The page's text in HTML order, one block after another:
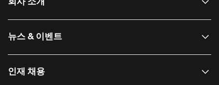
회사 소개
뉴스 & 이벤트
인재 채용